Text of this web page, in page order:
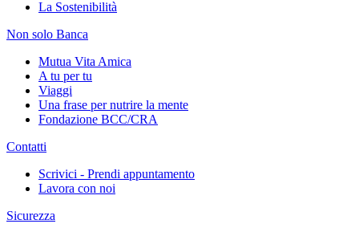
La Sostenibilità
Non solo Banca
Mutua Vita Amica
A tu per tu
Viaggi
Una frase per nutrire la mente
Fondazione BCC/CRA
Contatti
Scrivici - Prendi appuntamento
Lavora con noi
Sicurezza